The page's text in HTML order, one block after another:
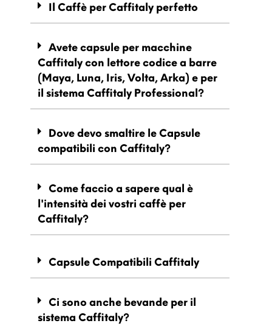
Il Caffè per Caffitaly perfetto
Avete capsule per macchine
Caffitaly con lettore codice a barre
(Maya, Luna, Iris, Volta, Arka) e per
il sistema Caffitaly Professional?
Dove devo smaltire le Capsule
compatibili con Caffitaly?
Come faccio a sapere qual è
l'intensità dei vostri caffè per
Caffitaly?
Capsule Compatibili Caffitaly
Ci sono anche bevande per il
sistema Caffitaly?